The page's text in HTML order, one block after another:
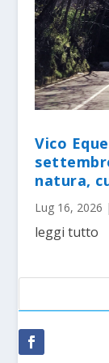
Vico
natura,
Lug 16, 2026 |
leggi tutto